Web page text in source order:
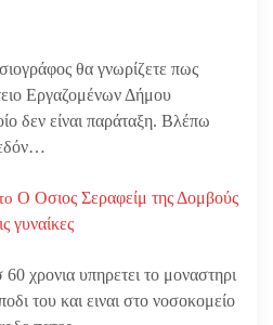
θα γνωρίζετε πως
Εργαζομένων Δήμου
δεν είναι παράταξη. Βλέπω
Ο Οσιος Σεραφείμ της Δομβούς
γυναίκες
χρονια υπηρετει το μοναστηρι
του και ειναι στο νοσοκομείο